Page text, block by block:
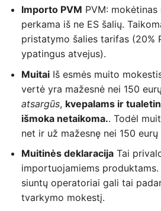
Importo PVM PVM:
perkama iš ne ES šalių.
pristatymo šalies tarifas (20%
ypatingus atvejus).
MuitaiIš esmės muito
vertė yra mažesnė nei 150
atsargūs, kvepalams ir
išmoka netaikoma.. Todėl
net ir už mažesnę nei 150 eurų
Muitinės deklaracijaTai
importuojamiems
siuntų operatoriai gali tai
tvarkymo mokestį.